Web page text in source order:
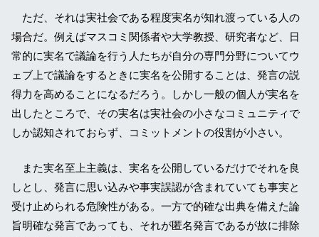
ただ、それは実社会である程度実名が知れ渡っている人の
場合だ。例えばマスコミ関係者や大学教授、研究者など、日
常的に実名で議論を行う人たちが自分の専門分野についてウ
ェブ上で議論をするときに実名を公開することは、発言の説
得力を高めることになるだろう。しかし一般の個人が実名を
出したところで、その実名は実社会の小さなコミュニティで
しか認知されておらず、コミットメントの役割が小さい。
また実名至上主義は、実名を公開しているだけでそれを良
しとし、発言に思い込みや事実誤認が含まれていても事実と
受け止められる危険性がある。一方で的確な出典を備えた論
旨明確な発言であっても、それが匿名発言であるが故に排除